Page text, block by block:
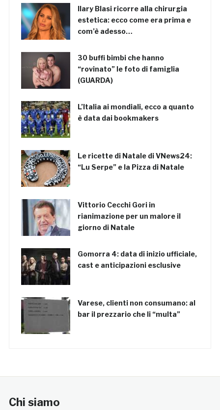
Ilary Blasi ricorre alla chirurgia
estetica: ecco come era prima e
com’è adesso…
30 buffi bimbi che hanno
“rovinato” le foto di famiglia
(GUARDA)
L’Italia ai mondiali, ecco a quanto
è data dai bookmakers
Le ricette di Natale di VNews24:
“Lu Serpe” e la Pizza di Natale
Vittorio Cecchi Gori in
rianimazione per un malore il
giorno di Natale
Gomorra 4: data di inizio ufficiale,
cast e anticipazioni esclusive
Varese, clienti non consumano: al
bar il prezzario che li “multa”
Chi siamo